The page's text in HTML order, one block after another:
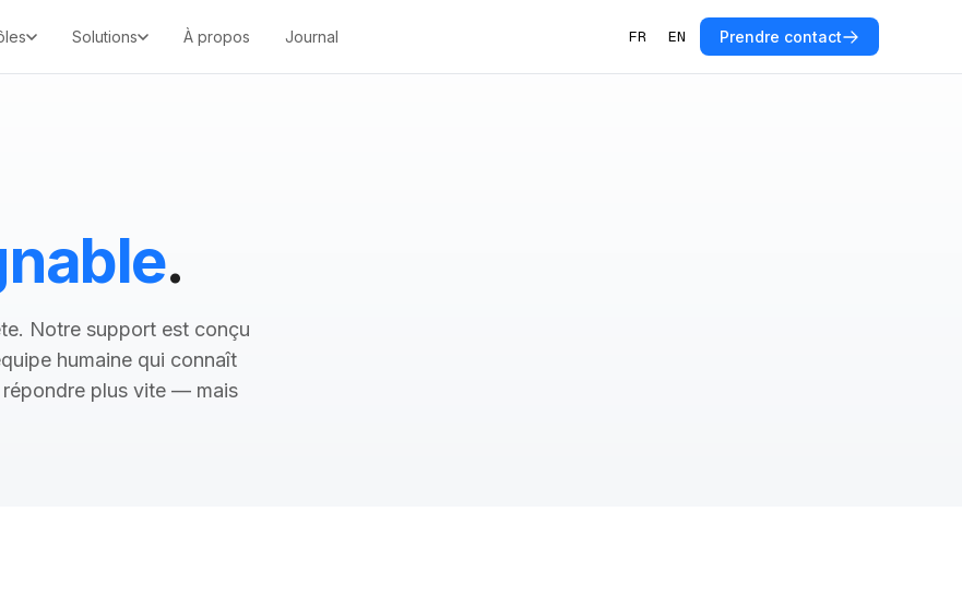
Solutions À propos Journal FR EN Prendre contact
.
Notre support est conçu
humaine qui connaît
plus vite — mais